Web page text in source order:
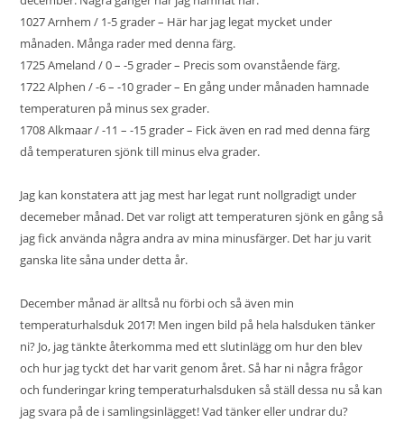
1027 Arnhem / 1-5 grader – Här har jag legat mycket under
månaden. Många rader med denna färg.
1725 Ameland / 0 – -5 grader – Precis som ovanstående färg.
1722 Alphen / -6 – -10 grader – En gång under månaden hamnade
temperaturen på minus sex grader.
1708 Alkmaar / -11 – -15 grader – Fick även en rad med denna färg
då temperaturen sjönk till minus elva grader.
Jag kan konstatera att jag mest har legat runt nollgradigt under
decemeber månad. Det var roligt att temperaturen sjönk en gång så
jag fick använda några andra av mina minusfärger. Det har ju varit
ganska lite såna under detta år.
December månad är alltså nu förbi och så även min
temperaturhalsduk 2017! Men ingen bild på hela halsduken tänker
ni? Jo, jag tänkte återkomma med ett slutinlägg om hur den blev
och hur jag tyckt det har varit genom året. Så har ni några frågor
och funderingar kring temperaturhalsduken så ställ dessa nu så kan
jag svara på de i samlingsinlägget! Vad tänker eller undrar du?